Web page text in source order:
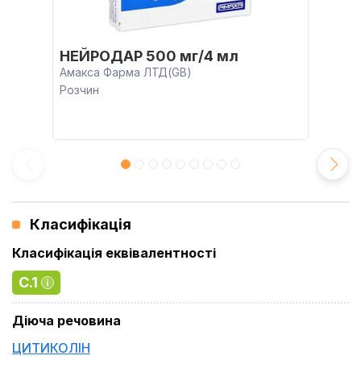
НЕЙРОДАР 500 мг/4 мл
Амакса Фарма ЛТД(GB)
Розчин
Класифікація
Класифікація еквівалентності
C.1
Діюча речовина
ЦИТИКОЛІН